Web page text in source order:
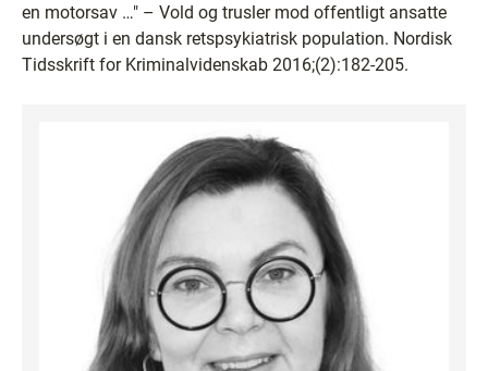
en motorsav …" – Vold og trusler mod offentligt ansatte
undersøgt i en dansk retspsykiatrisk population. Nordisk
Tidsskrift for Kriminalvidenskab 2016;(2):182-205.